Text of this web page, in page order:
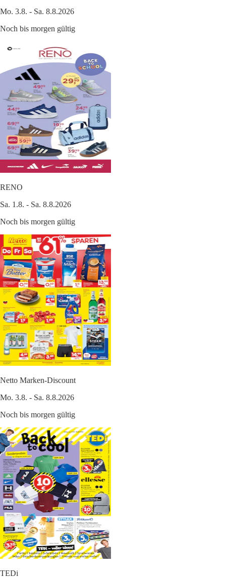
Mo. 3.8. - Sa. 8.8.2026
Noch bis morgen gültig
RENO
Sa. 1.8. - Sa. 8.8.2026
Noch bis morgen gültig
Netto Marken-Discount
Mo. 3.8. - Sa. 8.8.2026
Noch bis morgen gültig
TEDi